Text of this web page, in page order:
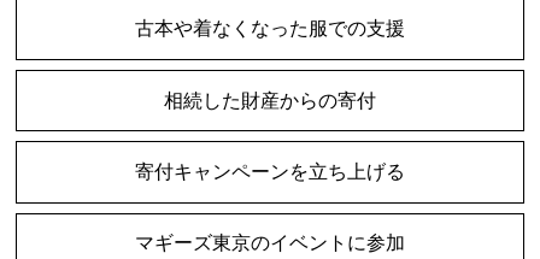
古本や着なくなった服での支援
相続した財産からの寄付
寄付キャンペーンを立ち上げる
マギーズ東京のイベントに参加